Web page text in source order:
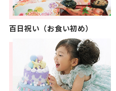
百日祝い（お食い初め）